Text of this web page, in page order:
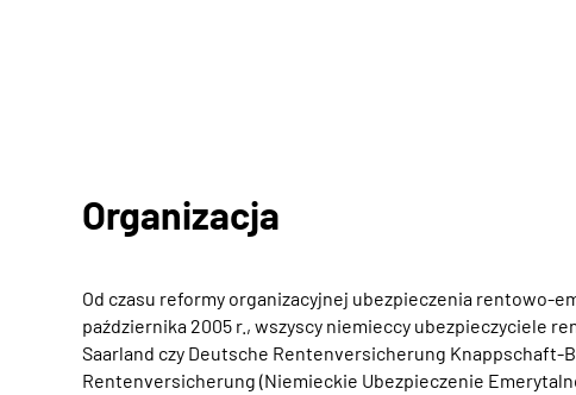
Organizacja
Od czasu reformy organizacyjnej ubezpieczenia rentowo-
października 2005 r., wszyscy niemieccy ubezpieczyciele
Saarland czy Deutsche Rentenversicherung Knappschaft-
Rentenversicherung (Niemieckie Ubezpieczenie